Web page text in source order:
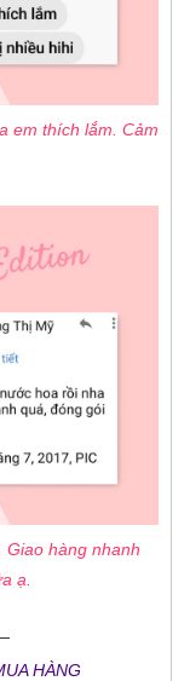
em thích lắm. Cảm
hàng nhanh
ạ.
HÀNG